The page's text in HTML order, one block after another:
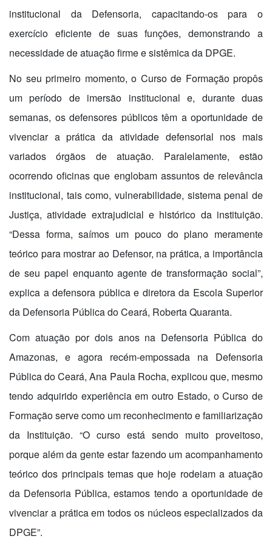
institucional da Defensoria, capacitando-os para o
exercício eficiente de suas funções, demonstrando a
necessidade de atuação firme e sistêmica da DPGE.
No seu primeiro momento, o Curso de Formação propôs
um período de imersão institucional e, durante duas
semanas, os defensores públicos têm a oportunidade de
vivenciar a prática da atividade defensorial nos mais
variados órgãos de atuação. Paralelamente, estão
ocorrendo oficinas que englobam assuntos de relevância
institucional, tais como, vulnerabilidade, sistema penal de
Justiça, atividade extrajudicial e histórico da instituição.
“Dessa forma, saímos um pouco do plano meramente
teórico para mostrar ao Defensor, na prática, a importância
de seu papel enquanto agente de transformação social”,
explica a defensora pública e diretora da Escola Superior
da Defensoria Pública do Ceará, Roberta Quaranta.
Com atuação por dois anos na Defensoria Pública do
Amazonas, e agora recém-empossada na Defensoria
Pública do Ceará, Ana Paula Rocha, explicou que, mesmo
tendo adquirido experiência em outro Estado, o Curso de
Formação serve como um reconhecimento e familiarização
da Instituição. “O curso está sendo muito proveitoso,
porque além da gente estar fazendo um acompanhamento
teórico dos principais temas que hoje rodeiam a atuação
da Defensoria Pública, estamos tendo a oportunidade de
vivenciar a prática em todos os núcleos especializados da
DPGE”.